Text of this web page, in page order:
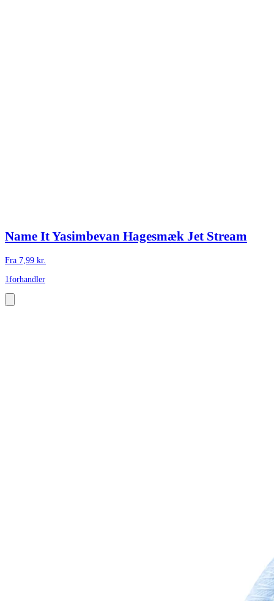
Name It Yasimbevan Hagesmæk Jet Stream
Fra 7,99 kr.
1 forhandler